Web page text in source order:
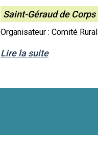
Saint-Géraud de Corps
Organisateur : Comité Rural
Lire la suite